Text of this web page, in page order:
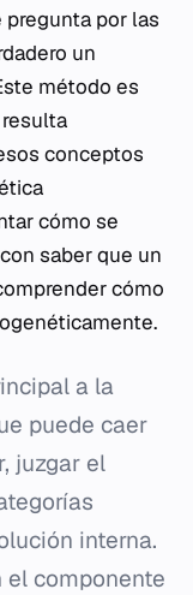
pregunta por las
un
método es
conceptos
cómo se
saber que un
cómo
a la
puede caer
juzgar el
interna.
el componente